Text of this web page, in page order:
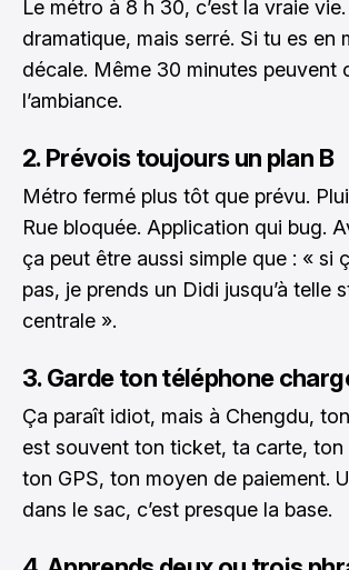
Le métro à 8 h 30, c’est la vraie
dramatique, mais serré. Si tu es en
décale. Même 30 minutes peuvent
l’ambiance.
2. Prévois toujours un plan B
Métro fermé plus tôt que prévu.
Rue bloquée. Application qui bug.
ça peut être aussi simple que : « si
pas, je prends un Didi jusqu’à telle
centrale ».
3. Garde ton téléphone
Ça paraît idiot, mais à Chengdu,
est souvent ton ticket, ta carte, ton
ton GPS, ton moyen de paiement.
dans le sac, c’est presque la base.